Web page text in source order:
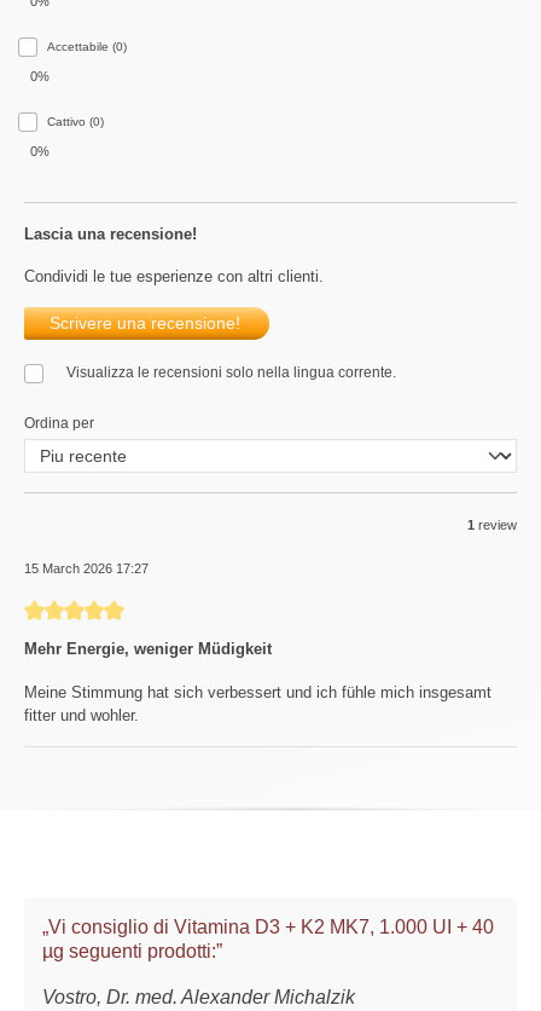
Accettabile (0)
0%
Сattivo (0)
0%
Lascia una recensione!
Condividi le tue esperienze con altri clienti.
Scrivere una recensione!
Visualizza le recensioni solo nella lingua corrente.
Ordina per
1 review
15 March 2026 17:27
Review with rating of 5 out of 5 stars
Mehr Energie, weniger Müdigkeit
Meine Stimmung hat sich verbessert und ich fühle mich insgesamt
fitter und wohler.
„Vi consiglio di Vitamina D3 + K2 MK7, 1.000 UI + 40
µg seguenti prodotti:”
Vostro, Dr. med. Alexander Michalzik